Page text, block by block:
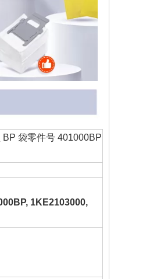
袋零件号 401000BP
1KE2103000,